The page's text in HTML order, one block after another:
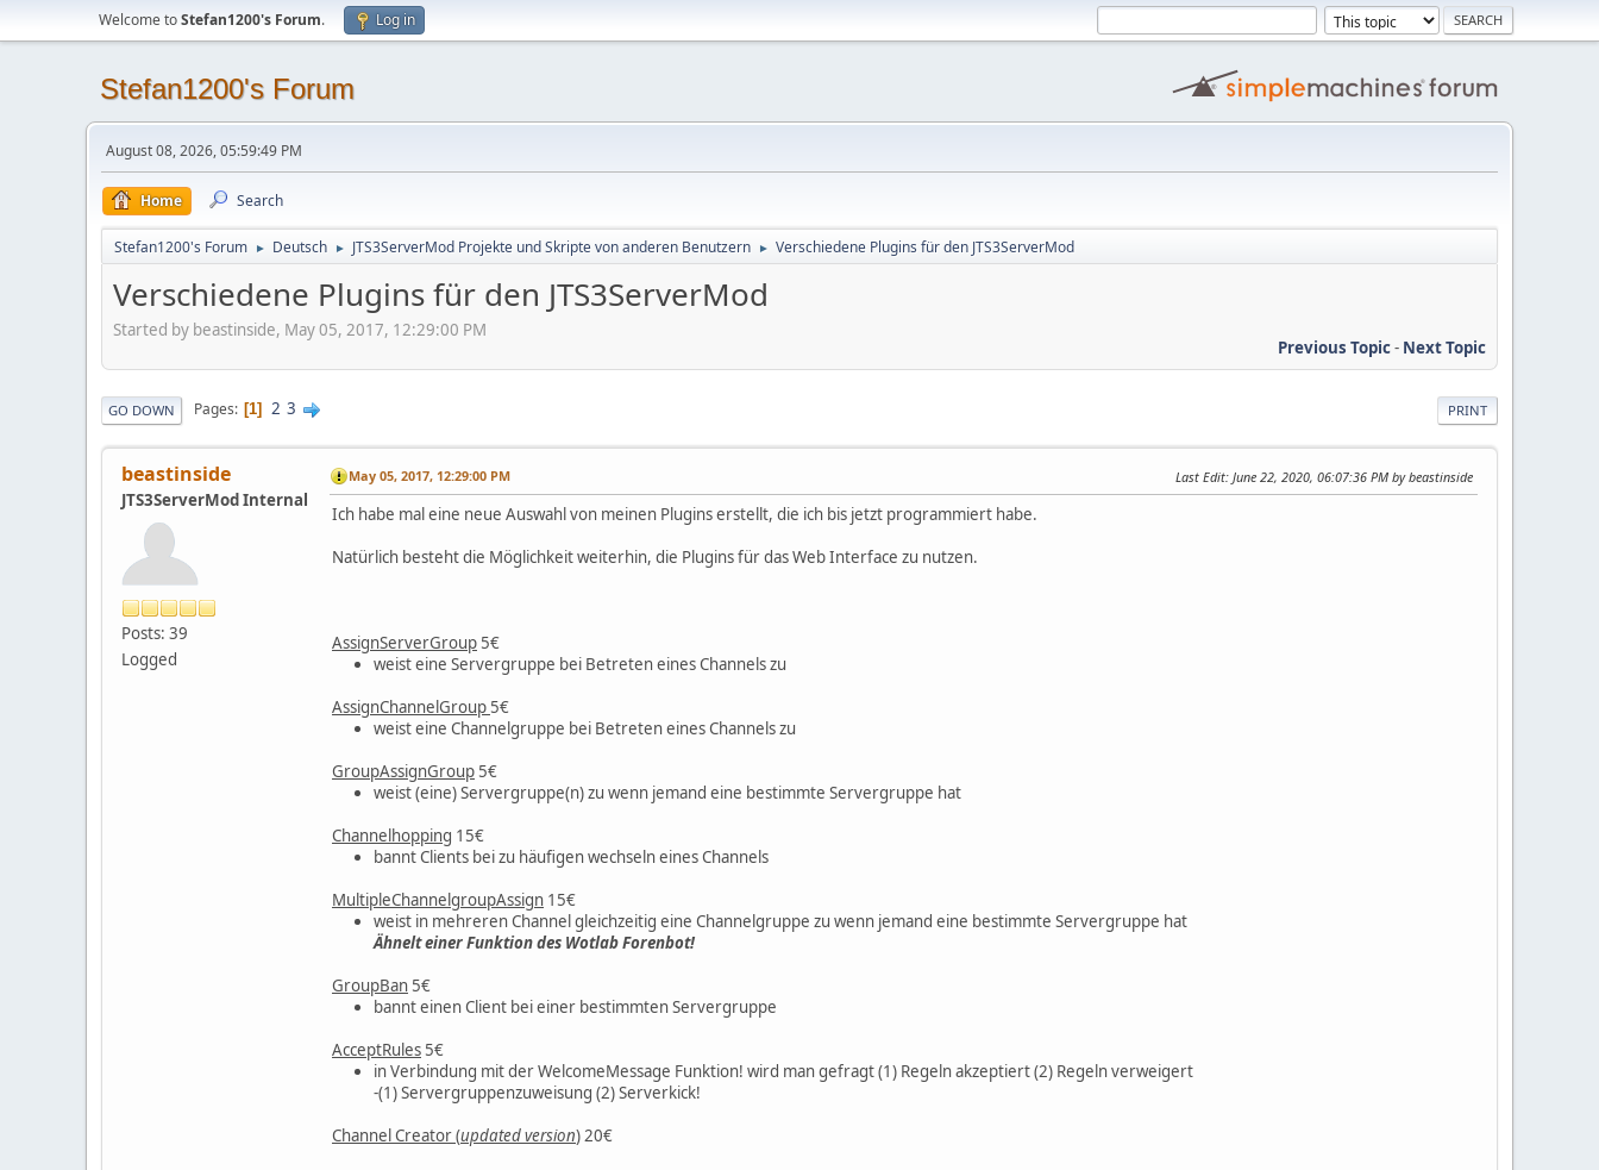
Welcome toStefan1200's Forum. Log in
Stefan1200's Forum
August 08, 2026, 05:59:49 PM
Home Search
Stefan1200's Forum ► Deutsch ► JTS3ServerMod Projekte und Skripte von anderen Benutzern ► Verschiedene Plugins für den JTS3ServerMod
Verschiedene Plugins für den JTS3ServerMod
Started by beastinside, May 05, 2017, 12:29:00 PM
Previous Topic- Next Topic
PRINT
GO DOWN Pages 1 2 3
beastinside
JTS3ServerMod Internal
Posts: 39
Logged
May 05, 2017, 12:29:00 PM Last Edit: June 22, 2020, 06:07:36 PM by beastinside
Ich habe mal eine neue Auswahl von meinen Plugins erstellt, die ich bis jetzt programmiert habe.
Natürlich besteht die Möglichkeit weiterhin, die Plugins für das Web Interface zu nutzen.
AssignServerGroup 5€
weist eine Servergruppe bei Betreten eines Channels zu
AssignChannelGroup 5€
weist eine Channelgruppe bei Betreten eines Channels zu
GroupAssignGroup 5€
weist (eine) Servergruppe(n) zu wenn jemand eine bestimmte Servergruppe hat
Channelhopping 15€
bannt Clients bei zu häufigen wechseln eines Channels
MultipleChannelgroupAssign 15€
weist in mehreren Channel gleichzeitig eine Channelgruppe zu wenn jemand eine bestimmte Servergruppe hat
Ähnelt einer Funktion des Wotlab Forenbot!
GroupBan 5€
bannt einen Client bei einer bestimmten Servergruppe
AcceptRules 5€
in Verbindung mit der WelcomeMessage Funktion! wird man gefragt (1) Regeln akzeptiert (2) Regeln verweigert
-(1) Servergruppenzuweisung (2) Serverkick!
Channel Creator (updated version) 20€